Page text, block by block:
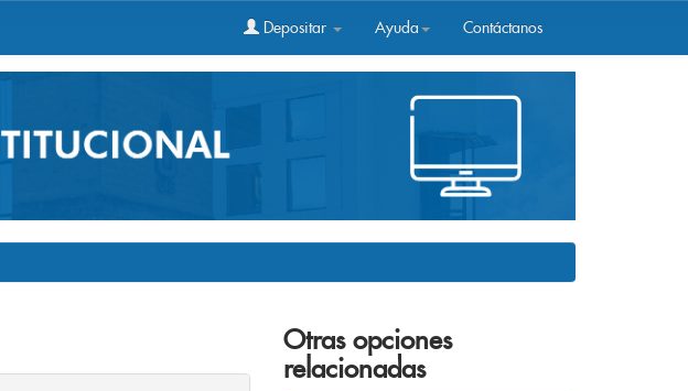
Depositar Ayuda Contáctanos
Otras opciones
relacionadas